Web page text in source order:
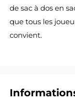
de sac à dos en
que tous les
convient.